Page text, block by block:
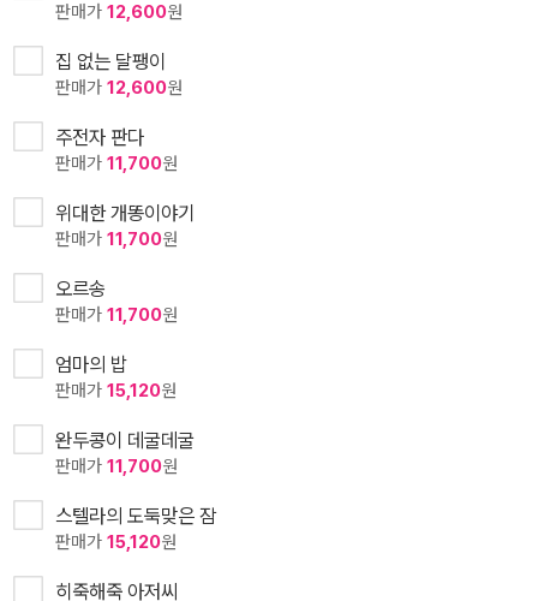
판매가 12,600원
집 없는 달팽이
판매가 12,600원
주전자 판다
판매가 11,700원
위대한 개똥이야기
판매가 11,700원
오르송
판매가 11,700원
엄마의 밥
판매가 15,120원
완두콩이 데굴데굴
판매가 11,700원
스텔라의 도둑맞은 잠
판매가 15,120원
히죽해죽 아저씨